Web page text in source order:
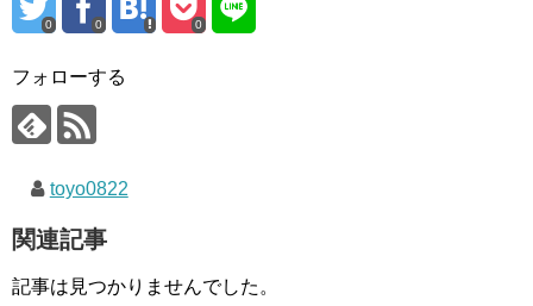
0 0 0
フォローする
toyo0822
関連記事
記事は見つかりませんでした。